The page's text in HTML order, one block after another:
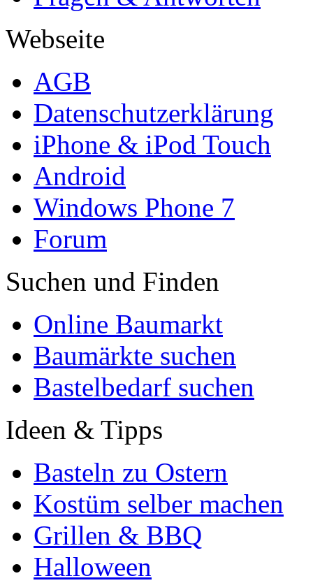
Webseite
AGB
Datenschutzerklärung
iPhone & iPod Touch
Android
Windows Phone 7
Forum
Suchen und Finden
Online Baumarkt
Baumärkte suchen
Bastelbedarf suchen
Ideen & Tipps
Basteln zu Ostern
Kostüm selber machen
Grillen & BBQ
Halloween